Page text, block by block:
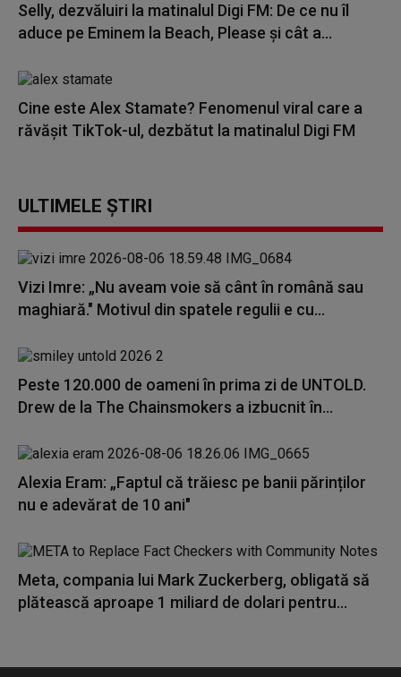
Selly, dezvăluiri la matinalul Digi FM: De ce nu îl
aduce pe Eminem la Beach, Please și cât a...
Cine este Alex Stamate? Fenomenul viral care a
răvășit TikTok-ul, dezbătut la matinalul Digi FM
ULTIMELE ȘTIRI
Vizi Imre: „Nu aveam voie să cânt în română sau
maghiară." Motivul din spatele regulii e cu...
Peste 120.000 de oameni în prima zi de UNTOLD.
Drew de la The Chainsmokers a izbucnit în...
Alexia Eram: „Faptul că trăiesc pe banii părinților
nu e adevărat de 10 ani"
Meta, compania lui Mark Zuckerberg, obligată să
plătească aproape 1 miliard de dolari pentru...